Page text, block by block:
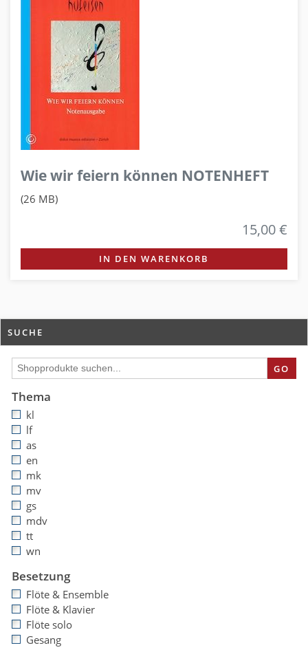
Wie wir feiern können NOTENHEFT
(26 MB)
15,00 €
IN DEN WARENKORB
SUCHE
GO
Thema
kl
lf
as
en
mk
mv
gs
mdv
tt
wn
Besetzung
Flöte & Ensemble
Flöte & Klavier
Flöte solo
Gesang